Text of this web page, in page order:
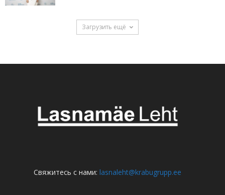
Загрузить ещё
Свяжитесь с нами: lasnaleht@krabugrupp.ee